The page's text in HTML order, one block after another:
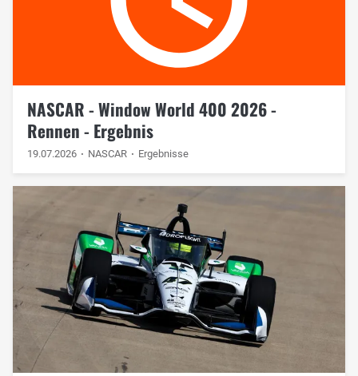
NASCAR - Window World 400 2026 -
Rennen - Ergebnis
19.07.2026 NASCAR Ergebnisse